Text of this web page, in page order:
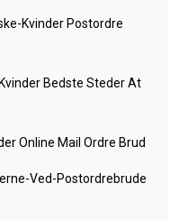
Kvinder Postordre
Bedste Steder At
Online Mail Ordre Brud
Ved-Postordrebrude